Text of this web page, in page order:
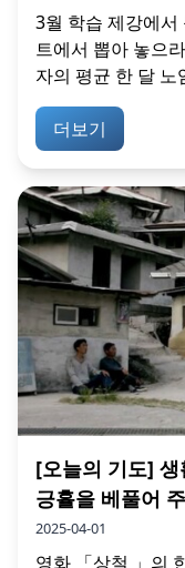
3월 학습 제강에서
트에서 뽑아 놓으
자의 평균 한 달 노
더보기
[오늘의 기도]
긍휼을 베풀어
2025-04-01
영화 「상철 」의